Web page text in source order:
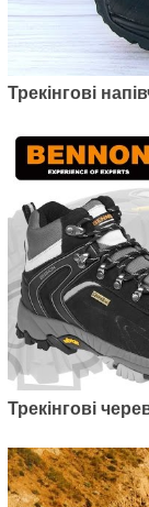
Трекінгові
Трекінгові